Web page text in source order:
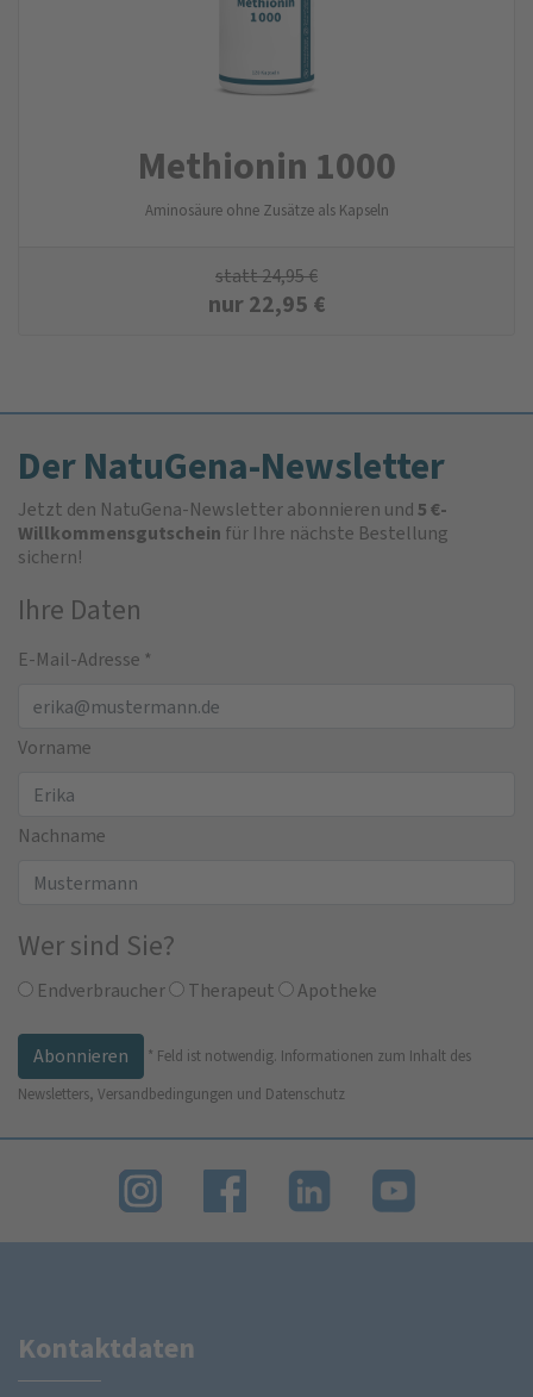
Methionin 1000
Aminosäure ohne Zusätze als Kapseln
statt24,95€
nur22,95 €
Der NatuGena-Newsletter
Jetzt den NatuGena-Newsletter abonnieren und5 €-
Willkommensgutschein für Ihre nächste Bestellung
sichern!
Ihre Daten
E-Mail-Adresse *
Vorname
Nachname
Wer sind Sie?
Endverbraucher Therapeut Apotheke
* Feld ist notwendig. Informationen zum Inhalt des
Newsletters, Versandbedingungen und Datenschutz
Kontaktdaten